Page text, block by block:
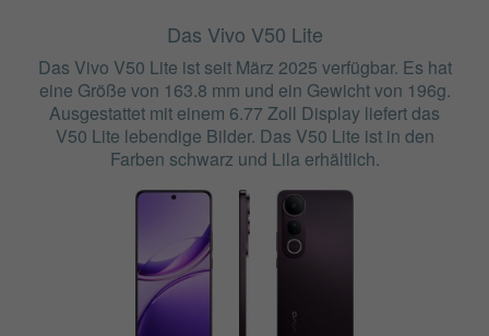
Das Vivo V50 Lite
Das Vivo V50 Lite ist seit März 2025 verfügbar. Es hat
eine Größe von 163.8 mm und ein Gewicht von 196g.
Ausgestattet mit einem 6.77 Zoll Display liefert das
V50 Lite lebendige Bilder. Das V50 Lite ist in den
Farben schwarz und Lila erhältlich.